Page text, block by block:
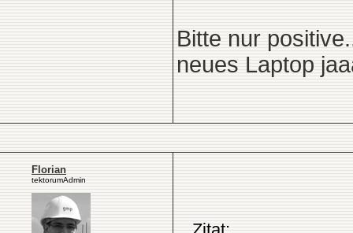
Bitte nur
neues Laptop
Florian
tektorumAdmin